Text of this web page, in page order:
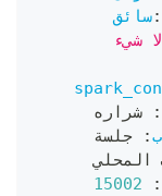
سائق:
:
شراره
:
جلسة
المحلي
:
15002